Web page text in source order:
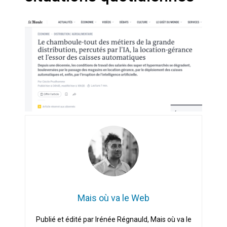
Artemis II : objectif nul
Quand Mistral veut moraliser le
pillage
Commentaire sur la polémique
des perroquets
Les syndicats, (tout) contre l’IA
En Seine-et-Marne, le projet de
Campus IA doit sortir des
champs : « On impose et copie
le gigantisme états-unien »
Addendum sur les machines à
crypto-spatial
Mais où va le Web
Publié et édité par Irénée Régnauld, Mais où va le